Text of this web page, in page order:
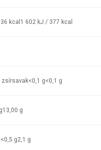
kcal 1 602 kJ / 377 kcal
zsírsavak<0,1 g<0,1 g
13,00 g
<0,5 g2,1 g